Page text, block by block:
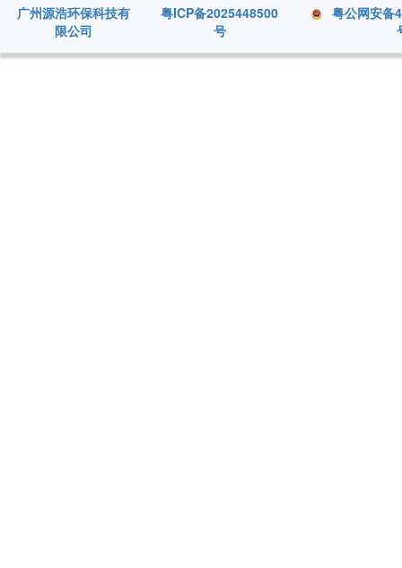
广州源浩环保科技有
限公司
粤ICP备2025448500
号
粤公网安备